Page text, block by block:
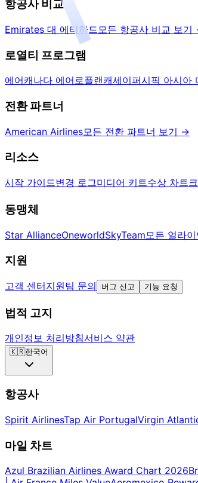
항공사 비교
Emirates 대 에티하드 모든 항공사 비교 보기
로열티 프로그램
에어캐나다 에어로플랜캐세이퍼시픽 아시아
전환 파트너
American Airlines모든 전환 파트너 보기 →
리소스
시작 가이드변경 로그미디어 키트수상 차트
동맹체
Star AllianceOneworldSkyTeam 모든 얼라
지원
고객 센터지원팀 문의 버그 신고 기능 요청
법적 고지
개인정보 처리방침서비스 약관
🇰🇷한국어
항공사
Spirit AirlinesTap Air PortugalVirgin
마일 차트
Azul Brazilian Airlines Award Chart 2026